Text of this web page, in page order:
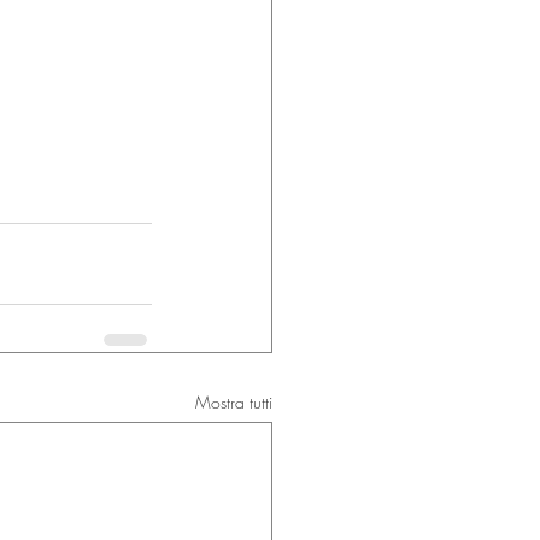
Mostra tutti